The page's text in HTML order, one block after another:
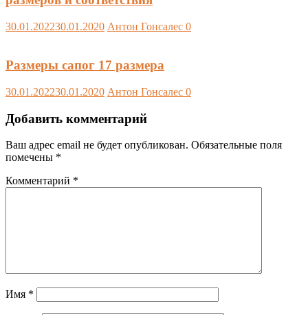
30.01.202230.01.2020 Антон Гонсалес 0
Размеры сапог 17 размера
30.01.202230.01.2020 Антон Гонсалес 0
Добавить комментарий
Ваш адрес email не будет опубликован. Обязательные поля
помечены *
Комментарий *
Имя *